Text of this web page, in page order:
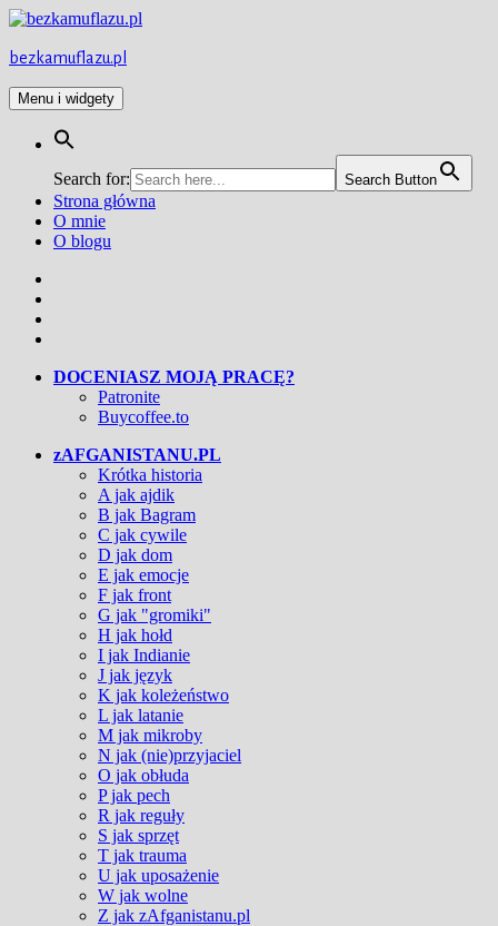
Przejdź
treści
bezkamuflazu.pl
Menu i widgety
Search for: Search Button
Strona główna
O mnie
O blogu
DOCENIASZ MOJĄ PRACĘ?
Patronite
Buycoffee.to
zAFGANISTANU.PL
Krótka historia
A jak ajdik
B jak Bagram
C jak cywile
D jak dom
E jak emocje
F jak front
G jak "gromiki"
H jak hołd
I jak Indianie
J jak język
K jak koleżeństwo
L jak latanie
M jak mikroby
N jak (nie)przyjaciel
O jak obłuda
P jak pech
R jak reguły
S jak sprzęt
T jak trauma
U jak uposażenie
W jak wolne
Z jak zAfganistanu.pl